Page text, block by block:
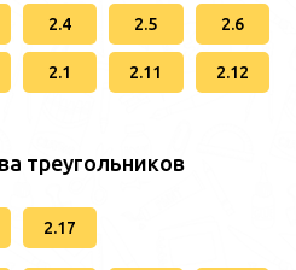
2.4 2.5 2.6
2.1 2.11 2.12
треугольников
2.17